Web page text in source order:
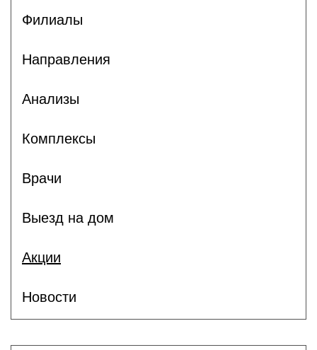
Филиалы
Направления
Анализы
Комплексы
Врачи
Выезд на дом
Акции
Новости